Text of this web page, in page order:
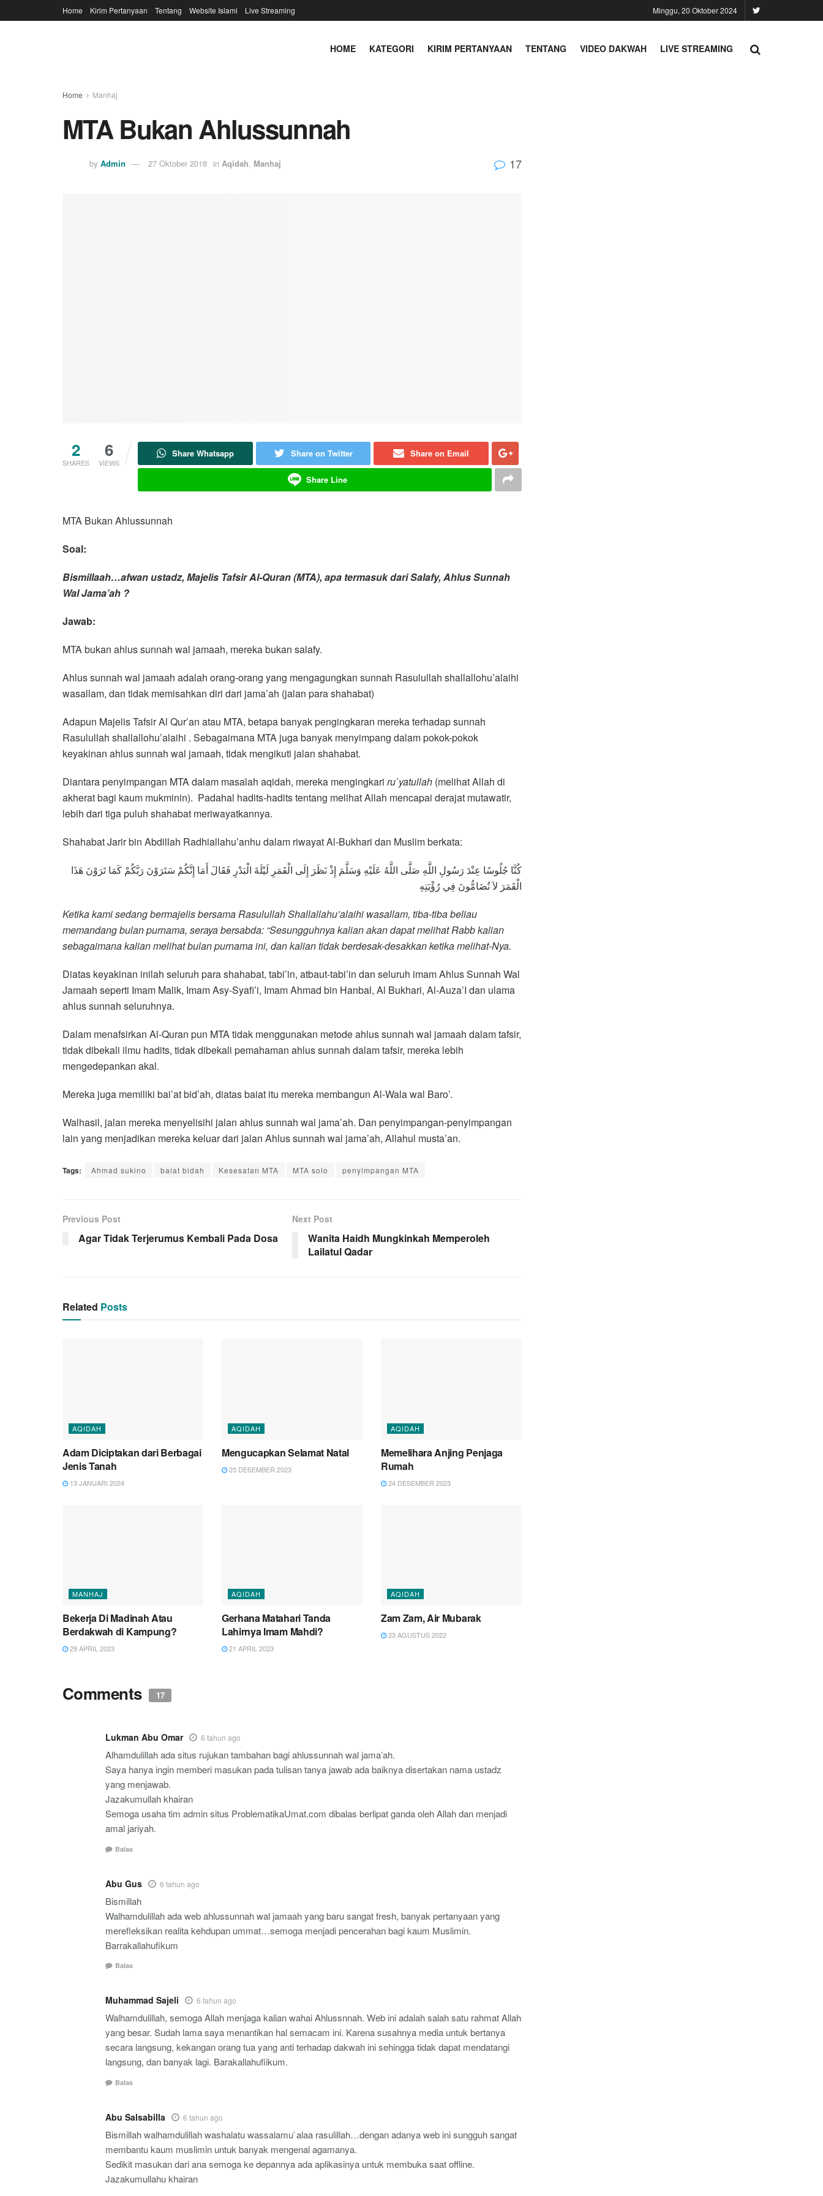
Home Kirim Pertanyaan Tentang Website Islami Live Streaming Minggu, 20 Oktober 2024
HOME KATEGORI KIRIM PERTANYAAN TENTANG VIDEO DAKWAH LIVE STREAMING
Home Manhaj
MTA Bukan Ahlussunnah
by Admin 27 Oktober 2018 in Aqidah, Manhaj 17
2
SHARES
6
VIEWS
Share Whatsapp Share on Twitter Share on Email
Share Line
MTA Bukan Ahlussunnah
Soal:
Bismillaah…afwan ustadz, Majelis Tafsir Al-Quran (MTA), apa termasuk dari Salafy, Ahlus Sunnah
Wal Jama’ah ?
Jawab:
MTA bukan ahlus sunnah wal jamaah, mereka bukan salafy.
Ahlus sunnah wal jamaah adalah orang-orang yang mengagungkan sunnah Rasulullah shallallohu’alaihi
wasallam, dan tidak memisahkan diri dari jama’ah (jalan para shahabat)
Adapun Majelis Tafsir Al Qur’an atau MTA, betapa banyak pengingkaran mereka terhadap sunnah
Rasulullah shallallohu’alaihi . Sebagaimana MTA juga banyak menyimpang dalam pokok-pokok
keyakinan ahlus sunnah wal jamaah, tidak mengikuti jalan shahabat.
Diantara penyimpangan MTA dalam masalah aqidah, mereka mengingkari ru`yatullah (melihat Allah di
akherat bagi kaum mukminin). Padahal hadits-hadits tentang melihat Allah mencapai derajat mutawatir,
lebih dari tiga puluh shahabat meriwayatkannya.
Shahabat Jarir bin Abdillah Radhiallahu’anhu dalam riwayat Al-Bukhari dan Muslim berkata:
كُنَّا جُلُوسًا عِنْدَ رَسُولِ اللَّهِ صَلَّى اللَّهُ عَلَيْهِ وَسَلَّمَ إِذْ نَظَرَ إِلَى الْقَمَرِ لَيْلَةَ الْبَدْرِ فَقَالَ أَمَا إِنَّكُمْ سَتَرَوْنَ رَبَّكُمْ كَمَا تَرَوْنَ هَذَا
الْقَمَرَ لاَ تُضَامُّونَ فِي رُؤْيَتِهِ
Ketika kami sedang bermajelis bersama Rasulullah Shallallahu’alaihi wasallam, tiba-tiba beliau
memandang bulan purnama, seraya bersabda: “Sesungguhnya kalian akan dapat melihat Rabb kalian
sebagaimana kalian melihat bulan purnama ini, dan kalian tidak berdesak-desakkan ketika melihat-Nya.
Diatas keyakinan inilah seluruh para shahabat, tabi’in, atbaut-tabi’in dan seluruh imam Ahlus Sunnah Wal
Jamaah seperti Imam Malik, Imam Asy-Syafi’i, Imam Ahmad bin Hanbal, Al Bukhari, Al-Auza’I dan ulama
ahlus sunnah seluruhnya.
Dalam menafsirkan Al-Quran pun MTA tidak menggunakan metode ahlus sunnah wal jamaah dalam tafsir,
tidak dibekali ilmu hadits, tidak dibekali pemahaman ahlus sunnah dalam tafsir, mereka lebih
mengedepankan akal.
Mereka juga memiliki bai’at bid’ah, diatas baiat itu mereka membangun Al-Wala wal Baro’.
Walhasil, jalan mereka menyelisihi jalan ahlus sunnah wal jama’ah. Dan penyimpangan-penyimpangan
lain yang menjadikan mereka keluar dari jalan Ahlus sunnah wal jama’ah, Allahul musta’an.
Tags: Ahmad sukino baiat bidah Kesesatan MTA MTA solo penyimpangan MTA
Previous Post
Agar Tidak Terjerumus Kembali Pada Dosa
Next Post
Wanita Haidh Mungkinkah Memperoleh
Lailatul Qadar
Related Posts
AQIDAH
Adam Diciptakan dari Berbagai
Jenis Tanah
13 JANUARI 2024
AQIDAH
Mengucapkan Selamat Natal
25 DESEMBER 2023
AQIDAH
Memelihara Anjing Penjaga
Rumah
24 DESEMBER 2023
MANHAJ
Bekerja Di Madinah Atau
Berdakwah di Kampung?
29 APRIL 2023
AQIDAH
Gerhana Matahari Tanda
Lahirnya Imam Mahdi?
21 APRIL 2023
AQIDAH
Zam Zam, Air Mubarak
23 AGUSTUS 2022
Comments 17
Lukman Abu Omar 6 tahun ago
Alhamdulillah ada situs rujukan tambahan bagi ahlussunnah wal jama’ah.
Saya hanya ingin memberi masukan pada tulisan tanya jawab ada baiknya disertakan nama ustadz
yang menjawab.
Jazakumullah khairan
Semoga usaha tim admin situs ProblematikaUmat.com dibalas berlipat ganda oleh Allah dan menjadi
amal jariyah.
Balas
Abu Gus 6 tahun ago
Bismillah
Walhamdulillah ada web ahlussunnah wal jamaah yang baru sangat fresh, banyak pertanyaan yang
merefleksikan realita kehdupan ummat…semoga menjadi pencerahan bagi kaum Muslimin.
Barrakallahufikum
Balas
Muhammad Sajeli 6 tahun ago
Walhamdulillah, semoga Allah menjaga kalian wahai Ahlussnnah. Web ini adalah salah satu rahmat Allah
yang besar. Sudah lama saya menantikan hal semacam ini. Karena susahnya media untuk bertanya
secara langsung, kekangan orang tua yang anti terhadap dakwah ini sehingga tidak dapat mendatangi
langsung, dan banyak lagi. Barakallahufiikum.
Balas
Abu Salsabilla 6 tahun ago
Bismillah walhamdulillah washalatu wassalamu`alaa rasulillah…dengan adanya web ini sungguh sangat
membantu kaum muslimin untuk banyak mengenal agamanya.
Sedikit masukan dari ana semoga ke depannya ada aplikasinya untuk membuka saat offline.
Jazakumullahu khairan